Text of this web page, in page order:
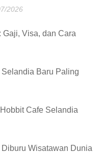
2026
Visa, dan Cara
Baru Paling
Cafe Selandia
Wisatawan Dunia